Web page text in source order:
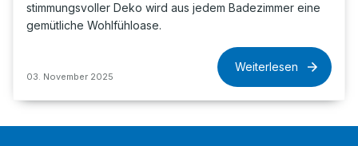
stimmungsvoller Deko wird aus jedem Badezimmer eine
gemütliche Wohlfühloase.
03. November 2025
Weiterlesen